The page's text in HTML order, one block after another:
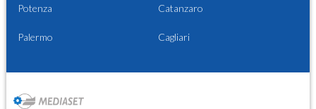
Potenza Catanzaro
Palermo Cagliari